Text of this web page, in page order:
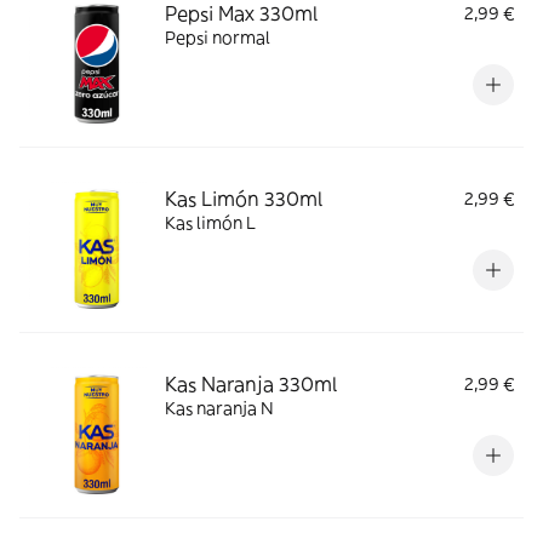
Pepsi Max 330ml
2,99 €
Pepsi normal
Kas Limón 330ml
2,99 €
Kas limón L
Kas Naranja 330ml
2,99 €
Kas naranja N